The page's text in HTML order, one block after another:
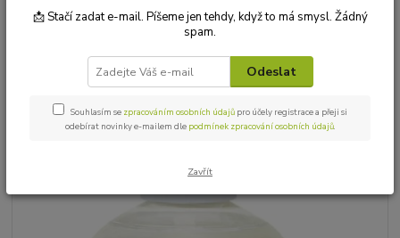
Tierra Verde Gel na nádobí - pro
citlivou pokožku 1 l
📩 Stačí zadat e-mail. Píšeme jen tehdy, když to má smysl. Žádný
spam.
Odeslat
Souhlasím se zpracováním osobních údajů pro účely registrace a přeji si
odebírat novinky e-mailem dle podmínek zpracování osobních údajů.
Zavřít